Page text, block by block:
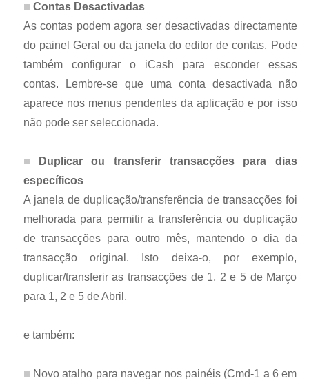
Contas Desactivadas
As contas podem agora ser desactivadas directamente
do painel Geral ou da janela do editor de contas. Pode
também configurar o iCash para esconder essas
contas. Lembre-se que uma conta desactivada não
aparece nos menus pendentes da aplicação e por isso
não pode ser seleccionada.
Duplicar ou transferir transacções para dias
específicos
A janela de duplicação/transferência de transacções foi
melhorada para permitir a transferência ou duplicação
de transacções para outro mês, mantendo o dia da
transacção original. Isto deixa-o, por exemplo,
duplicar/transferir as transacções de 1, 2 e 5 de Março
para 1, 2 e 5 de Abril.
e também:
Novo atalho para navegar nos painéis (Cmd-1 a 6 em